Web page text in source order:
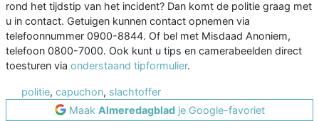
rond het tijdstip van het incident? Dan komt de politie graag met
u in contact. Getuigen kunnen contact opnemen via
telefoonnummer 0900-8844. Of bel met Misdaad Anoniem,
telefoon 0800-7000. Ook kunt u tips en camerabeelden direct
toesturen via onderstaand tipformulier.
politie, capuchon, slachtoffer
Maak Almeredagbladje Google-favoriet